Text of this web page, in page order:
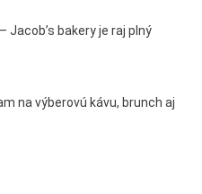
Jacob’s bakery je raj plný
na výberovú kávu, brunch aj